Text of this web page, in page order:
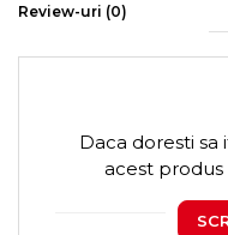
Review-uri (0)
Daca doresti
acest produs